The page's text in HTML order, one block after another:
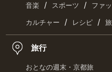
音楽 / スポーツ / ファ
カルチャー / レシピ / 旅
旅行
おとなの週末・京都旅